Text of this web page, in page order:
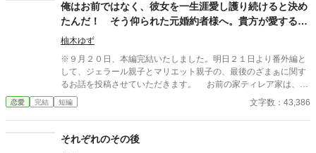
俺はお前ではなく、彼女を一生涯愛し護り続けると決め
たんだ！ そう仰られた元婚約者様へ。貴方が愛する人
が、夜会で大問題を起こしたようですよ？
柚木ゆず
※９月２０日、本編完結いたしました。明日２１日より番外編と
して、ジェラール親子とマリエット親子の、最後のざまぁに関す
るお話を投稿させていただきます。 お前の家ティレア家は、財
の力で爵位を得た新興貴族だ！ そんな歴史も品もない家に生ま
れた女が、名家に生まれた俺に相応しいはずがない！ 俺はどう
ランズ伯爵家のジェラール様は、沢山の暴言を口にしたあと、一
方的に婚約の解消を宣言しました。 そうしてジェラール様はわ
恋愛 完結 短編 文字数：43,386
それぞれのその後